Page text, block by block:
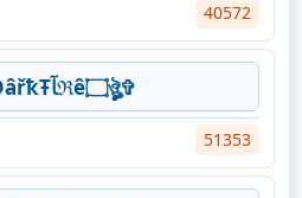
40572
✞ঔৣ۝ÐâřҟŦﺂℜê۝ঔৣ✞
51353